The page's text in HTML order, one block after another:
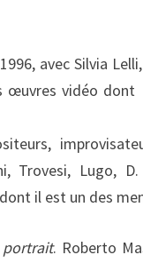
avec Silvia
œuvres vidéo dont
Trovesi, Lugo, D.
il est un des
. Roberto